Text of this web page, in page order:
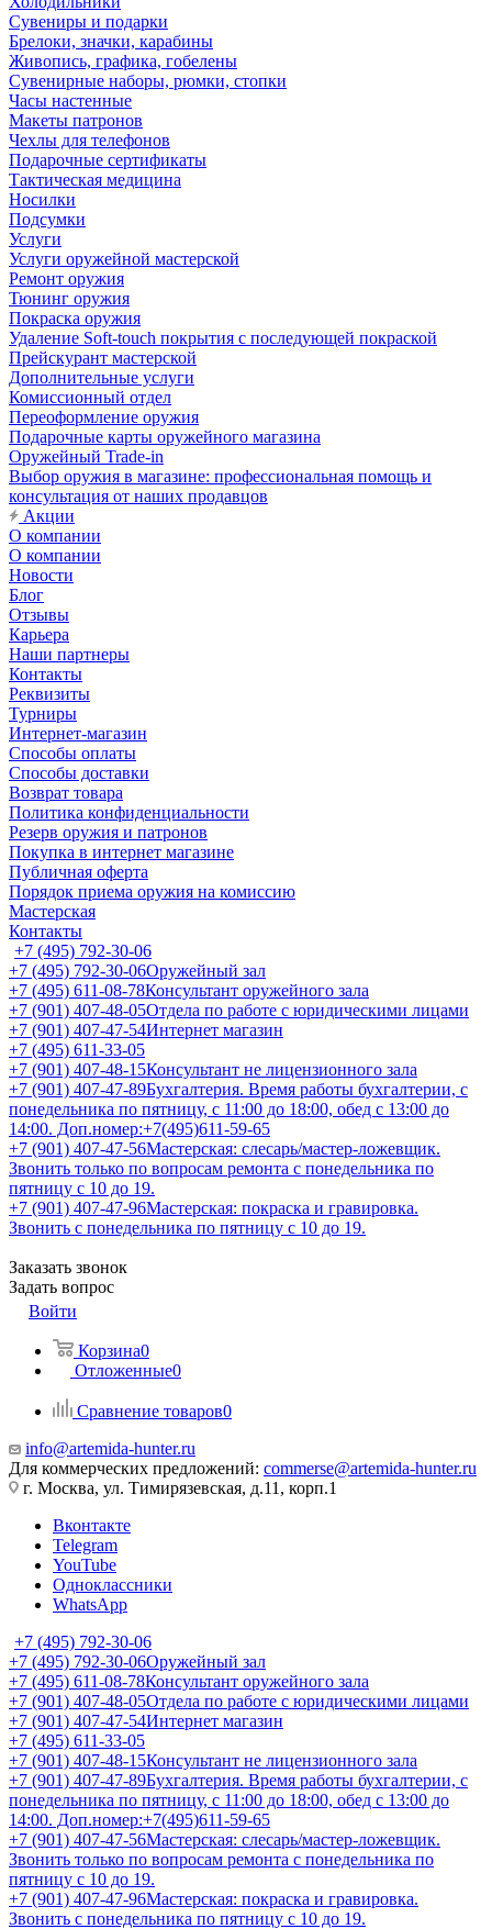
Сувениры и подарки
Брелоки, значки, карабины
Живопись, графика, гобелены
Сувенирные наборы, рюмки, стопки
Часы настенные
Макеты патронов
Чехлы для телефонов
Подарочные сертификаты
Тактическая медицина
Носилки
Подсумки
Услуги
Услуги оружейной мастерской
Ремонт оружия
Тюнинг оружия
Покраска оружия
Удаление Soft-touch покрытия с последующей покраской
Прейскурант мастерской
Дополнительные услуги
Комиссионный отдел
Переоформление оружия
Подарочные карты оружейного магазина
Оружейный Trade-in
Выбор оружия в магазине: профессиональная помощь и
консультация от наших продавцов
Акции
О компании
О компании
Новости
Блог
Отзывы
Карьера
Наши партнеры
Контакты
Реквизиты
Турниры
Интернет-магазин
Способы оплаты
Способы доставки
Возврат товара
Политика конфиденциальности
Резерв оружия и патронов
Покупка в интернет магазине
Публичная оферта
Порядок приема оружия на комиссию
Мастерская
Контакты
+7 (495) 792-30-06
+7 (495) 792-30-06Оружейный зал
+7 (495) 611-08-78Консультант оружейного зала
+7 (901) 407-48-05Отдела по работе с юридическими лицами
+7 (901) 407-47-54Интернет магазин
+7 (495) 611-33-05
+7 (901) 407-48-15Консультант не лицензионного зала
+7 (901) 407-47-89Бухгалтерия. Время работы бухгалтерии, с
понедельника по пятницу, с 11:00 до 18:00, обед с 13:00 до
14:00. Доп.номер:+7(495)611-59-65
+7 (901) 407-47-56Мастерская: слесарь/мастер-ложевщик.
Звонить только по вопросам ремонта с понедельника по
пятницу с 10 до 19.
+7 (901) 407-47-96Мастерская: покраска и гравировка.
Звонить с понедельника по пятницу с 10 до 19.
Заказать звонок
Задать вопрос
Войти
Корзина0
Отложенные0
Сравнение товаров0
info@artemida-hunter.ru
Для коммерческих предложений: commerse@artemida-hunter.ru
г. Москва, ул. Тимирязевская, д.11, корп.1
Вконтакте
Telegram
YouTube
Одноклассники
WhatsApp
+7 (495) 792-30-06
+7 (495) 792-30-06Оружейный зал
+7 (495) 611-08-78Консультант оружейного зала
+7 (901) 407-48-05Отдела по работе с юридическими лицами
+7 (901) 407-47-54Интернет магазин
+7 (495) 611-33-05
+7 (901) 407-48-15Консультант не лицензионного зала
+7 (901) 407-47-89Бухгалтерия. Время работы бухгалтерии, с
понедельника по пятницу, с 11:00 до 18:00, обед с 13:00 до
14:00. Доп.номер:+7(495)611-59-65
+7 (901) 407-47-56Мастерская: слесарь/мастер-ложевщик.
Звонить только по вопросам ремонта с понедельника по
пятницу с 10 до 19.
+7 (901) 407-47-96Мастерская: покраска и гравировка.
Звонить с понедельника по пятницу с 10 до 19.